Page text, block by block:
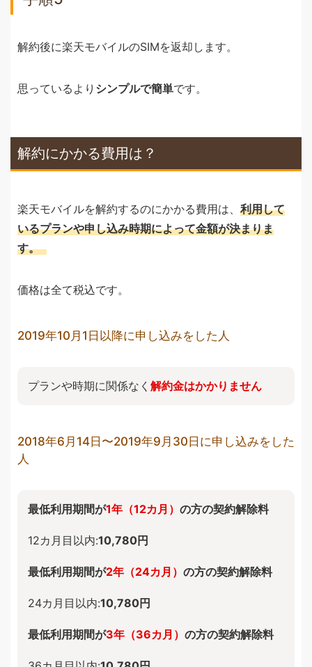
解約後に楽天モバイルのSIMを返却します。
思っているより シンプルで簡単です。
解約にかかる費用は？
楽天モバイルを解約するのにかかる費用は、 利用して
いるプランや申し込み時期によって金額が決まりま
す。
価格は全て税込です。
2019年10月1日以降に申し込みをした人
プランや時期に関係なく 解約金はかかりません
2018年6月14日〜2019年9月30日に申し込みをした
人
最低利用期間が1年（12カ月） の方の契約解除料
12カ月目以内:10,780円
最低利用期間が2年（24カ月） の方の契約解除料
24カ月目以内:10,780円
最低利用期間が3年（36カ月） の方の契約解除料